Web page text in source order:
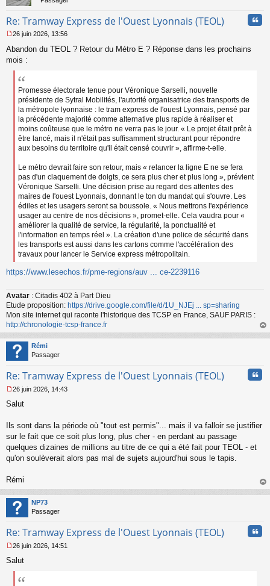
Re: Tramway Express de l'Ouest Lyonnais (TEOL)
e
s
26 juin 2026, 13:56
Abandon du TEOL ? Retour du Métro E ? Réponse dans les prochains
mois :
Promesse électorale tenue pour Véronique Sarselli, nouvelle
présidente de Sytral Mobilités, l'autorité organisatrice des transports de
la métropole lyonnaise : le tram express de l'ouest Lyonnais, pensé par
la précédente majorité comme alternative plus rapide à réaliser et
moins coûteuse que le métro ne verra pas le jour. « Le projet était prêt à
être lancé, mais il n'était pas suffisamment structurant pour répondre
aux besoins du territoire qu'il était censé couvrir », affirme-t-elle.
Le métro devrait faire son retour, mais « relancer la ligne E ne se fera
pas d'un claquement de doigts, ce sera plus cher et plus long », prévient
Véronique Sarselli. Une décision prise au regard des attentes des
maires de l'ouest Lyonnais, donnant le ton du mandat qui s'ouvre. Les
édiles et les usagers seront sa boussole. « Nous mettrons l'expérience
usager au centre de nos décisions », promet-elle. Cela vaudra pour «
améliorer la qualité de service, la régularité, la ponctualité et
l'information en temps réel ». La création d'une police de sécurité dans
les transports est aussi dans les cartons comme l'accélération des
travaux pour lancer le Service express métropolitain.
https://www.lesechos.fr/pme-regions/auv ... ce-2239116
Avatar : Citadis 402 à Part Dieu
Etude proposition: https://drive.google.com/file/d/1U_NJEj ... sp=sharing
Mon site internet qui raconte l'historique des TCSP en France, SAUF PARIS :
http://chronologie-tcsp-france.fr
au
Rémi
Passager
Re: Tramway Express de l'Ouest Lyonnais (TEOL)
e
s
g
e
n
n
u
26 juin 2026, 14:43
Salut
Ils sont dans la période où "tout est permis"... mais il va falloir se justifier
sur le fait que ce soit plus long, plus cher - en perdant au passage
quelques dizaines de millions au titre de ce qui a été fait pour TEOL - et
qu'on soulèverait alors pas mal de sujets aujourd'hui sous le tapis.
Rémi
au
NP73
Passager
Re: Tramway Express de l'Ouest Lyonnais (TEOL)
e
s
26 juin 2026, 14:51
Salut